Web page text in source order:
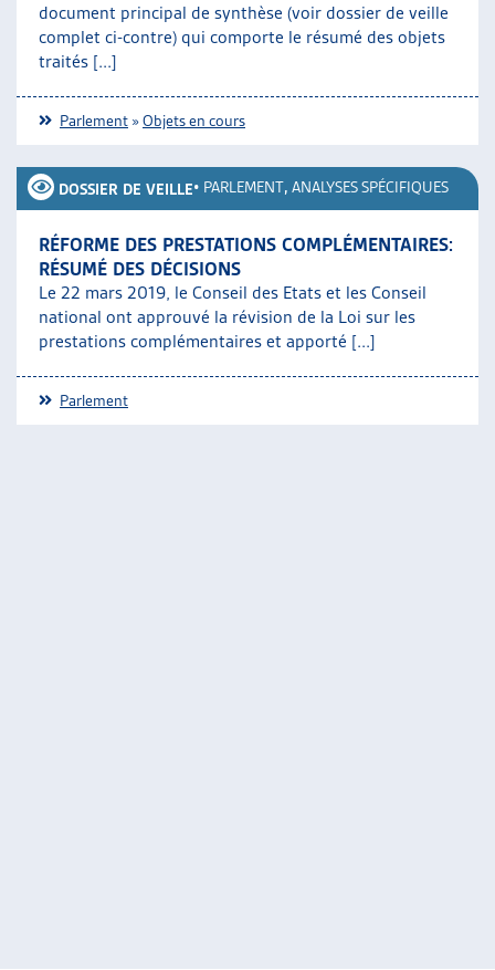
document principal de synthèse (voir dossier de veille
complet ci-contre) qui comporte le résumé des objets
traités [...]
Parlement »Objets en cours
DOSSIER DE VEILLE• PARLEMENT, ANALYSES SPÉCIFIQUES
RÉFORME DES PRESTATIONS COMPLÉMENTAIRES:
RÉSUMÉ DES DÉCISIONS
Le 22 mars 2019, le Conseil des Etats et les Conseil
national ont approuvé la révision de la Loi sur les
prestations complémentaires et apporté [...]
Parlement